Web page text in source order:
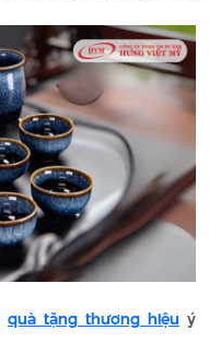
quà tặng thương hiệu ý